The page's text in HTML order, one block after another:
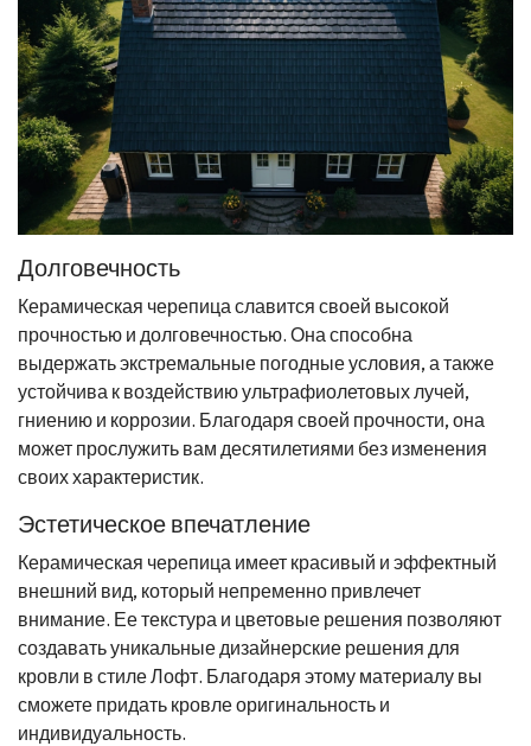
Долговечность
Керамическая черепица славится своей высокой
прочностью и долговечностью. Она способна
выдержать экстремальные погодные условия, а также
устойчива к воздействию ультрафиолетовых лучей,
гниению и коррозии. Благодаря своей прочности, она
может прослужить вам десятилетиями без изменения
своих характеристик.
Эстетическое впечатление
Керамическая черепица имеет красивый и эффектный
внешний вид, который непременно привлечет
внимание. Ее текстура и цветовые решения позволяют
создавать уникальные дизайнерские решения для
кровли в стиле Лофт. Благодаря этому материалу вы
сможете придать кровле оригинальность и
индивидуальность.